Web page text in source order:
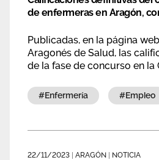
de enfermeras en Aragón,
Publicadas, en la página
Aragonés de Salud, las
de la fase de concurso en la
#enfermería #empleo
22/11/2023 ARAGÓN NOTICIA